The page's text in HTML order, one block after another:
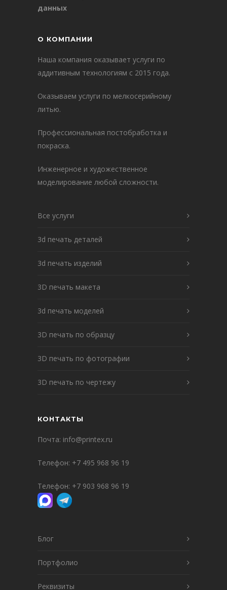
данных
О КОМПАНИИ
Наша компания оказывает услуги по
аддитивным технологиям с 2015 года.
Оказываем услуги по мелкосерийному
литью.
Профессиональная постобработка и
покраска.
Инженерное и художественное
моделирование любой сложности.
Все услуги
3d печать деталей
3d печать изделий
3D печать макета
3d печать моделей
3D печать по образцу
3D печать по фотографии
3D печать по чертежу
КОНТАКТЫ
Почта: info@printex.ru
Телефон: +7 495 968 96 19
Телефон: +7 903 968 96 19
Блог
Портфолио
Реквизиты